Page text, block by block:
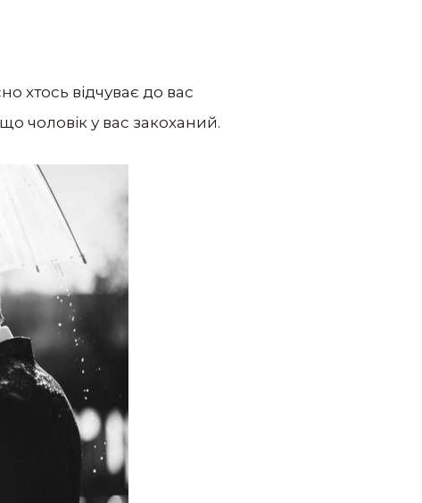
хтось відчуває до вас
чоловік у вас закоханий.